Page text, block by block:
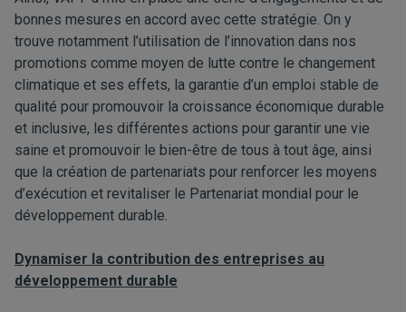
bonnes mesures en accord avec cette stratégie. On y
trouve notamment l’utilisation de l’innovation dans nos
promotions comme moyen de lutte contre le changement
climatique et ses effets, la garantie d’un emploi stable de
qualité pour promouvoir la croissance économique durable
et inclusive, les différentes actions pour garantir une vie
saine et promouvoir le bien-être de tous à tout âge, ainsi
que la création de partenariats pour renforcer les moyens
d’exécution et revitaliser le Partenariat mondial pour le
développement durable.
Dynamiser la contribution des entreprises au
développement durable